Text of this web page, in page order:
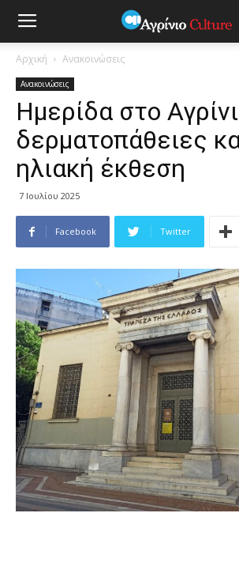
Αρχική Ανακοινώσεις
Ανακοινώσεις
Hμερίδα στο
δερματοπάθειες
ηλιακή έκθεση
7 Ιουλίου 2025
Facebook Twitter